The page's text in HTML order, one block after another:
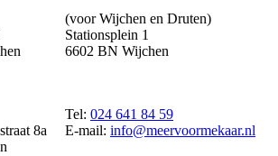
8a
(voor Wijchen en Druten)
Stationsplein 1
6602 BN Wijchen
Tel: 024 641 84 59
E-mail: info@meervoormekaar.nl